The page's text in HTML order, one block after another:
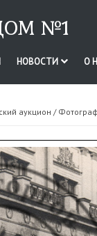
№1
НОВОСТИ О
аукцион /